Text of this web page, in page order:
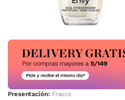
Presentación: Frasco